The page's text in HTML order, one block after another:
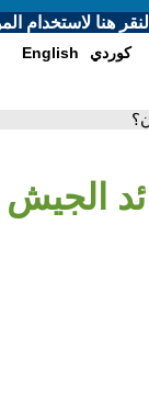
هنا لاستخدام
English كوردي
الجيش